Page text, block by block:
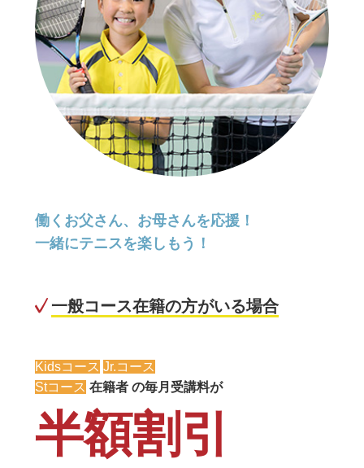
働くお父さん、お母さんを応援！
一緒にテニスを楽しもう！
一般コース在籍の方がいる場合
Kidsコース Jr.コース
Stコース 在籍者 の毎月受講料が
半額割引